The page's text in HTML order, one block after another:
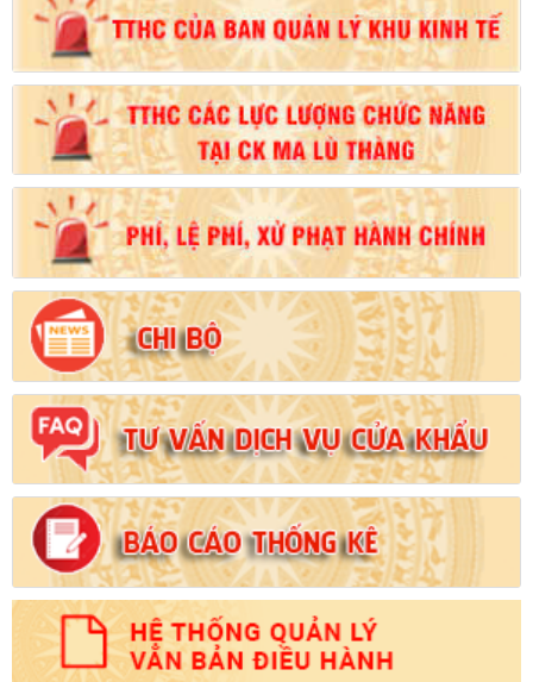
Số:102/2024/NĐ-CP
Tên: (Nghị định Quy định chi tiết thi hành một số điều của Luật
Đất đai)